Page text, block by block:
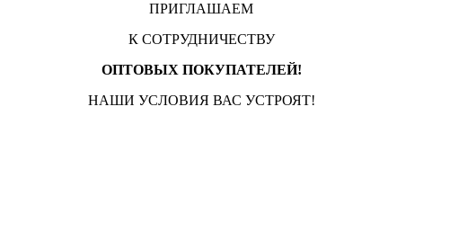
ПРИГЛАШАЕМ
К СОТРУДНИЧЕСТВУ
ОПТОВЫХ ПОКУПАТЕЛЕЙ!
НАШИ УСЛОВИЯ ВАС УСТРОЯТ!